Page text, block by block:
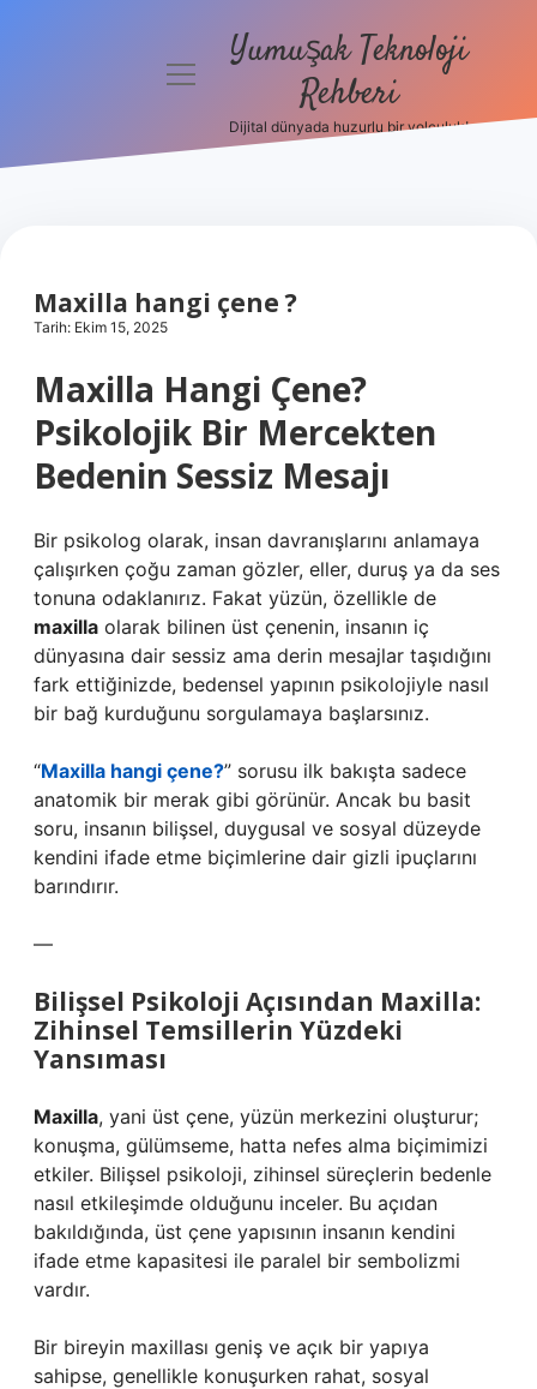
menüyüYumuşak Teknoloji
Rehberi
Dijital dünyada huzurlu bir yolculuk!
Maxilla hangi çene ?
Tarih: Ekim 15, 2025
Maxilla Hangi Çene?
Psikolojik Bir Mercekten
Bedenin Sessiz Mesajı
Bir psikolog olarak, insan davranışlarını anlamaya
çalışırken çoğu zaman gözler, eller, duruş ya da ses
tonuna odaklanırız. Fakat yüzün, özellikle de
maxilla olarak bilinen üst çenenin, insanın iç
dünyasına dair sessiz ama derin mesajlar taşıdığını
fark ettiğinizde, bedensel yapının psikolojiyle nasıl
bir bağ kurduğunu sorgulamaya başlarsınız.
“Maxilla hangi çene?” sorusu ilk bakışta sadece
anatomik bir merak gibi görünür. Ancak bu basit
soru, insanın bilişsel, duygusal ve sosyal düzeyde
kendini ifade etme biçimlerine dair gizli ipuçlarını
barındırır.
—
Bilişsel Psikoloji Açısından Maxilla:
Zihinsel Temsillerin Yüzdeki
Yansıması
Maxilla, yani üst çene, yüzün merkezini oluşturur;
konuşma, gülümseme, hatta nefes alma biçimimizi
etkiler. Bilişsel psikoloji, zihinsel süreçlerin bedenle
nasıl etkileşimde olduğunu inceler. Bu açıdan
bakıldığında, üst çene yapısının insanın kendini
ifade etme kapasitesi ile paralel bir sembolizmi
vardır.
Bir bireyin maxillası geniş ve açık bir yapıya
sahipse, genellikle konuşurken rahat, sosyal